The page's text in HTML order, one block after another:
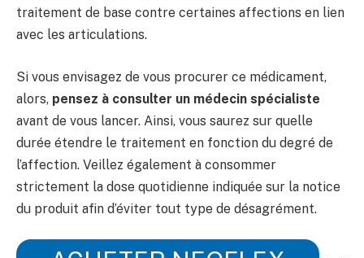
traitement de base contre certaines affections en lien
avec les articulations.
Si vous envisagez de vous procurer ce médicament,
alors, pensez à consulter un médecin spécialiste
avant de vous lancer. Ainsi, vous saurez sur quelle
durée étendre le traitement en fonction du degré de
l’affection. Veillez également à consommer
strictement la dose quotidienne indiquée sur la notice
du produit afin d’éviter tout type de désagrément.